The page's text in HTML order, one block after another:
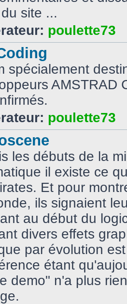
site ...
poulette73
spécialement
AMSTRAD
poulette73
les débuts de la
il existe ce
Et pour
ils signaient
au début du
divers effets
par évolution
étant
demo" n'a plus